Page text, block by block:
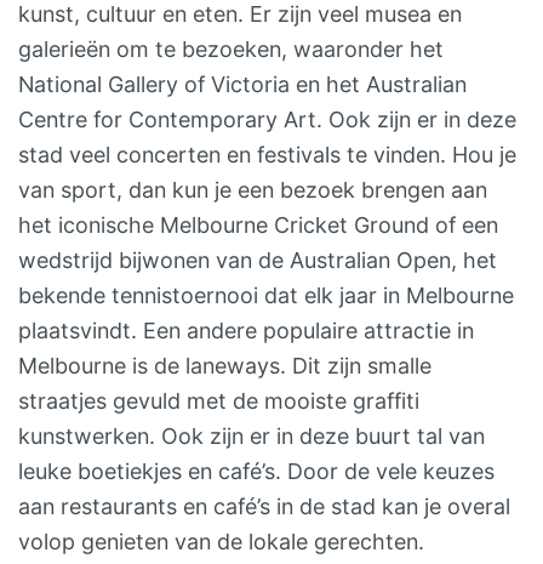
kunst, cultuur en eten. Er zijn veel musea en
galerieën om te bezoeken, waaronder het
National Gallery of Victoria en het Australian
Centre for Contemporary Art. Ook zijn er in deze
stad veel concerten en festivals te vinden. Hou je
van sport, dan kun je een bezoek brengen aan
het iconische Melbourne Cricket Ground of een
wedstrijd bijwonen van de Australian Open, het
bekende tennistoernooi dat elk jaar in Melbourne
plaatsvindt. Een andere populaire attractie in
Melbourne is de laneways. Dit zijn smalle
straatjes gevuld met de mooiste graffiti
kunstwerken. Ook zijn er in deze buurt tal van
leuke boetiekjes en café’s. Door de vele keuzes
aan restaurants en café’s in de stad kan je overal
volop genieten van de lokale gerechten.